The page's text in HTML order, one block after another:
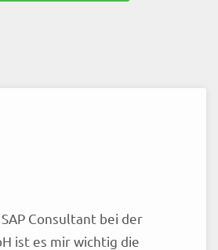
Consultant bei der
ist es mir wichtig die